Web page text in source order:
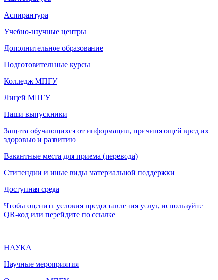
Аспирантура
Учебно-научные центры
Дополнительное образование
Подготовительные курсы
Колледж МПГУ
Лицей МПГУ
Наши выпускники
Защита обучающихся от информации, причиняющей вред их
здоровью и развитию
Вакантные места для приема (перевода)
Стипендии и иные виды материальной поддержки
Доступная среда
Чтобы оценить условия предоставления услуг, используйте
QR-код или перейдите по ссылке
НАУКА
Научные мероприятия